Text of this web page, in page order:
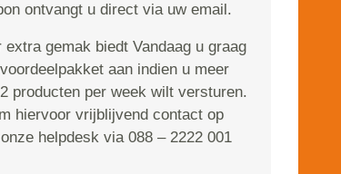
ontvangt u direct via uw email.
extra gemak biedt Vandaag u graag
aan indien u meer
producten per week wilt versturen.
hiervoor vrijblijvend contact op
helpdesk via 088 – 2222 001